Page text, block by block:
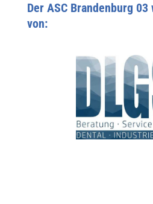
Der ASC Brandenburg
von: